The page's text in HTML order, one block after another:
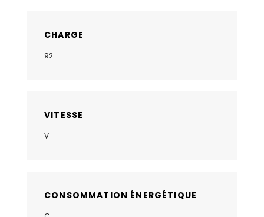
CHARGE
92
VITESSE
V
CONSOMMATION ÉNERGÉTIQUE